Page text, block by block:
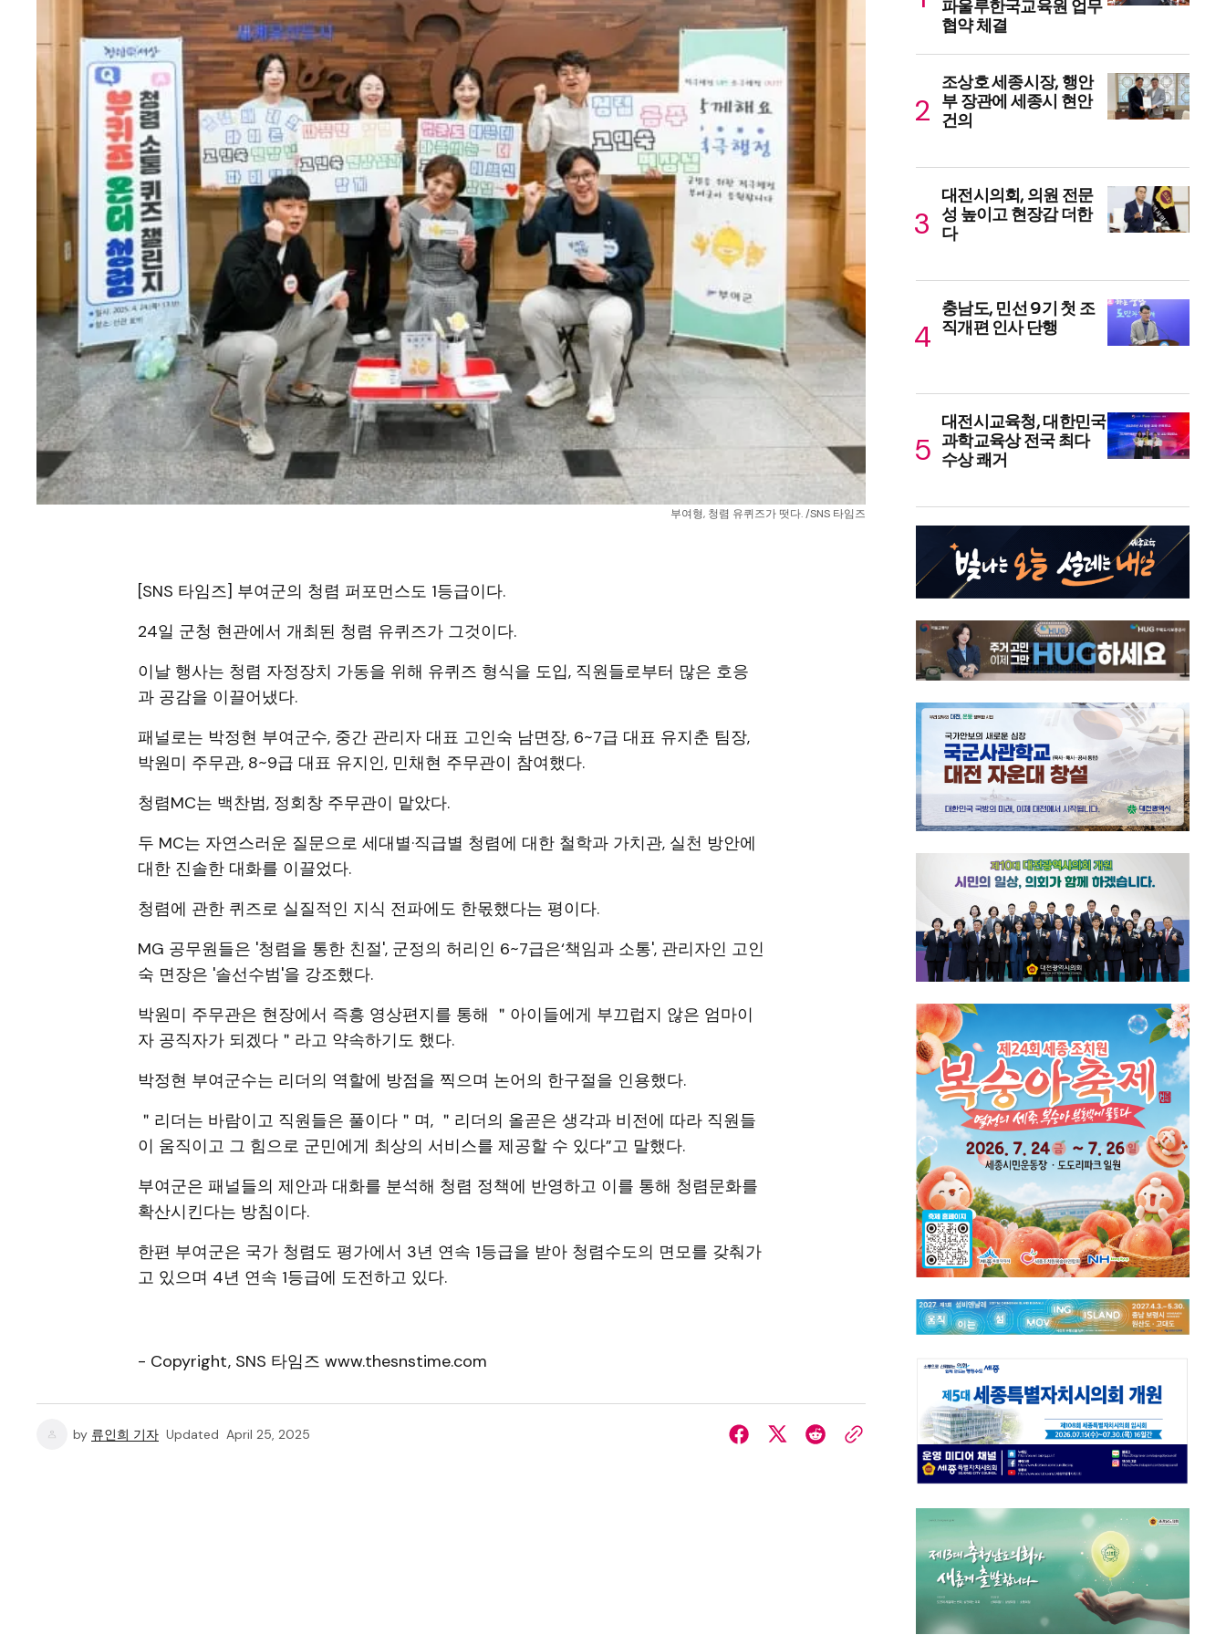
부여형, 청렴 유퀴즈가 떳다. /SNS 타임즈
[SNS 타임즈] 부여군의 청렴 퍼포먼스도 1등급이다.
24일 군청 현관에서 개최된 청렴 유퀴즈가 그것이다.
이날 행사는 청렴 자정장치 가동을 위해 유퀴즈 형식을 도입, 직원들로부터 많은 호응
과 공감을 이끌어냈다.
패널로는 박정현 부여군수, 중간 관리자 대표 고인숙 남면장, 6~7급 대표 유지춘 팀장,
박원미 주무관, 8~9급 대표 유지인, 민채현 주무관이 참여했다.
청렴MC는 백찬범, 정회창 주무관이 맡았다.
두 MC는 자연스러운 질문으로 세대별·직급별 청렴에 대한 철학과 가치관, 실천 방안에
대한 진솔한 대화를 이끌었다.
청렴에 관한 퀴즈로 실질적인 지식 전파에도 한몫했다는 평이다.
MG 공무원들은 '청렴을 통한 친절', 군정의 허리인 6~7급은‘책임과 소통', 관리자인 고인
숙 면장은 '솔선수범'을 강조했다.
박원미 주무관은 현장에서 즉흥 영상편지를 통해 ＂아이들에게 부끄럽지 않은 엄마이
자 공직자가 되겠다＂라고 약속하기도 했다.
박정현 부여군수는 리더의 역할에 방점을 찍으며 논어의 한구절을 인용했다.
＂리더는 바람이고 직원들은 풀이다＂며, ＂리더의 올곧은 생각과 비전에 따라 직원들
이 움직이고 그 힘으로 군민에게 최상의 서비스를 제공할 수 있다”고 말했다.
부여군은 패널들의 제안과 대화를 분석해 청렴 정책에 반영하고 이를 통해 청렴문화를
확산시킨다는 방침이다.
한편 부여군은 국가 청렴도 평가에서 3년 연속 1등급을 받아 청렴수도의 면모를 갖춰가
고 있으며 4년 연속 1등급에 도전하고 있다.
- Copyright, SNS 타임즈 www.thesnstime.com
by 류인희 기자 Updated April 25, 2025
파울루한국교육원 업무
협약 체결
조상호 세종시장, 행안
부 장관에 세종시 현안
건의
대전시의회, 의원 전문
성 높이고 현장감 더한
다
충남도, 민선 9기 첫 조
직개편 인사 단행
대전시교육청, 대한민국
과학교육상 전국 최다
수상 쾌거